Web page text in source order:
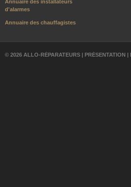
Annuaire des installateurs
d'alarmes
Annuaire des chauffagistes
© 2026 ALLO-RÉPARATEURS | PRÉSENTATION |